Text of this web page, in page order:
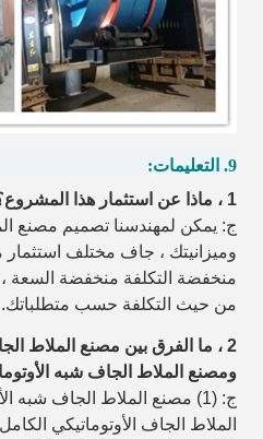
9. التعليمات:
1 ، ماذا عن استثمار هذا المشروع؟
ج: يمكن لمهندسنا تصميم مصنع
وميزانيتك ، جاف مختلف
منخفضة التكلفة منخفضة
من حيث التكلفة حسب متطلباتك.
2 ، ما الفرق بين مصنع الملاط
ومصنع الملاط الجاف شبه
ج: (1) مصنع الملاط الجاف
الملاط الجاف الأوتوماتيكي